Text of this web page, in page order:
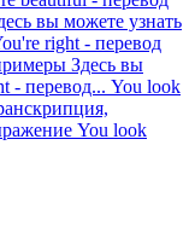
вы можете узнать
right - перевод
Здесь вы
- перевод... You look
You look